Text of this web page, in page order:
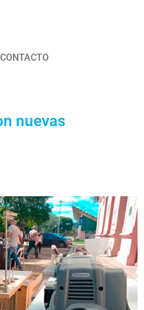
CONTACTO
nuevas